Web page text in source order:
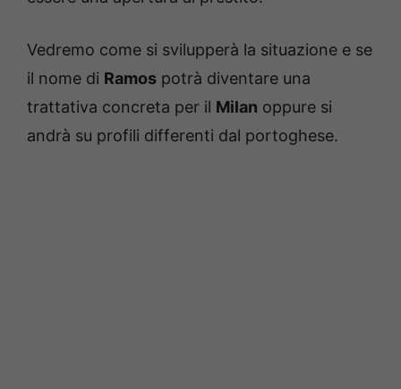
Vedremo come si svilupperà la situazione e se
il nome di Ramos potrà diventare una
trattativa concreta per il Milan oppure si
andrà su profili differenti dal portoghese.